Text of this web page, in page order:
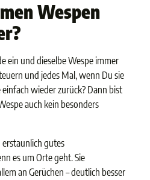
Wespen
ein und dieselbe Wespe immer
und jedes Mal, wenn Du sie
wieder zurück? Dann bist
auch kein besonders
gutes
es um Orte geht. Sie
an Gerüchen – deutlich besser